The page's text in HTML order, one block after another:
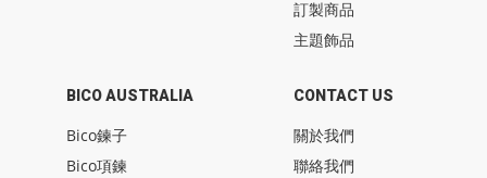
BICO AUSTRALIA
Bico鍊子
Bico項鍊
訂製商品
主題飾品
CONTACT US
關於我們
聯絡我們